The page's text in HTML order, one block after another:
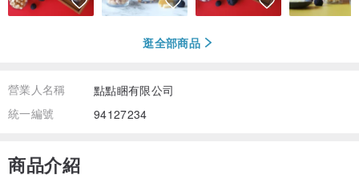
逛全部商品
營業人名稱
點點睏有限公司
統一編號
94127234
商品介紹